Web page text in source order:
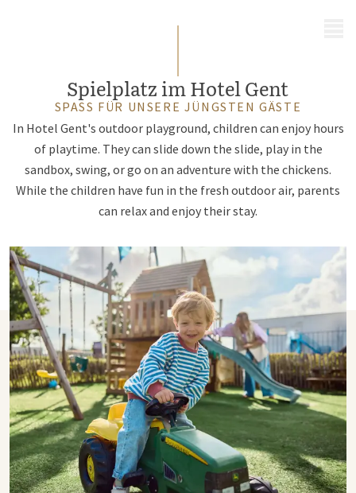
Spielplatz im Hotel Gent
SPASS FÜR UNSERE JÜNGSTEN GÄSTE
In Hotel Gent's outdoor playground, children can enjoy hours
of playtime. They can slide down the slide, play in the
sandbox, swing, or go on an adventure with the chickens.
While the children have fun in the fresh outdoor air, parents
can relax and enjoy their stay.